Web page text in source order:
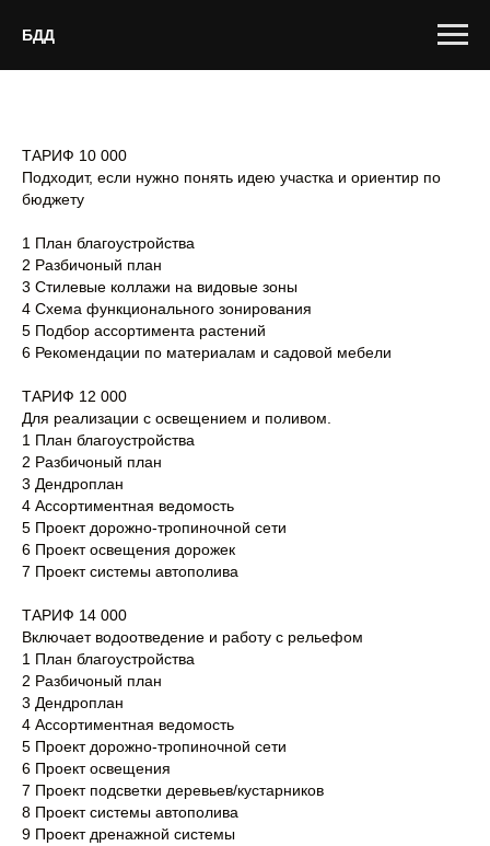
БДД
ТАРИФ 10 000
Подходит, если нужно понять идею участка и ориентир по
бюджету
1 План благоустройства
2 Разбичоный план
3 Стилевые коллажи на видовые зоны
4 Схема функционального зонирования
5 Подбор ассортимента растений
6 Рекомендации по материалам и садовой мебели
ТАРИФ 12 000
Для реализации с освещением и поливом.
1 План благоустройства
2 Разбичоный план
3 Дендроплан
4 Ассортиментная ведомость
5 Проект дорожно-тропиночной сети
6 Проект освещения дорожек
7 Проект системы автополива
ТАРИФ 14 000
Включает водоотведение и работу с рельефом
1 План благоустройства
2 Разбичоный план
3 Дендроплан
4 Ассортиментная ведомость
5 Проект дорожно-тропиночной сети
6 Проект освещения
7 Проект подсветки деревьев/кустарников
8 Проект системы автополива
9 Проект дренажной системы